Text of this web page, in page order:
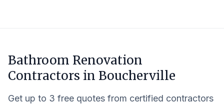
Bathroom Renovation
Contractors in Boucherville
Get up to 3 free quotes from certified contractors